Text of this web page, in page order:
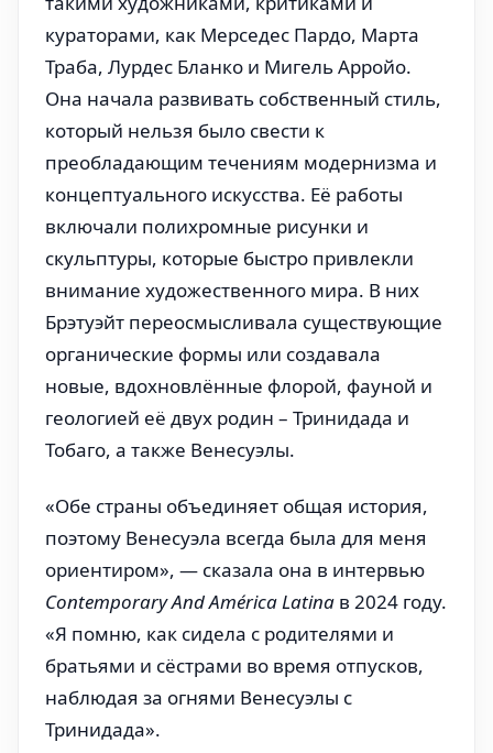
кураторами, как Мерседес Пардо, Марта
Траба, Лурдес Бланко и Мигель Арройо.
Она начала развивать собственный стиль,
который нельзя было свести к
преобладающим течениям модернизма и
концептуального искусства. Её работы
включали полихромные рисунки и
скульптуры, которые быстро привлекли
внимание художественного мира. В них
Брэтуэйт переосмысливала существующие
органические формы или создавала
новые, вдохновлённые флорой, фауной и
геологией её двух родин – Тринидада и
Тобаго, а также Венесуэлы.
«Обе страны объединяет общая история,
поэтому Венесуэла всегда была для меня
ориентиром», — сказала она в интервью
Contemporary And América Latina в 2024 году.
«Я помню, как сидела с родителями и
братьями и сёстрами во время отпусков,
наблюдая за огнями Венесуэлы с
Тринидада».